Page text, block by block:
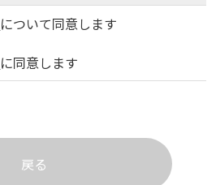
について同意します
に同意します
戻る